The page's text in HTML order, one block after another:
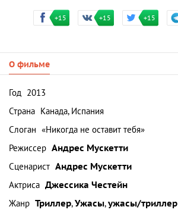
+15 +15 +15
О фильме
Год 2013
Страна Канада, Испания
Слоган «Никогда не оставит тебя»
Режиссер Андрес Мускетти
Сценарист Андрес Мускетти
Актриса Джессика Честейн
Жанр Триллер,Ужасы,ужасы/триллер